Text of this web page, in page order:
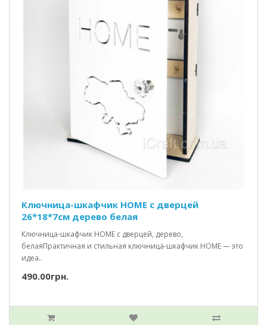
Ключница-шкафчик HOME c дверцей
26*18*7см дерево белая
Ключница-шкафчик HOME с дверцей, дерево,
белаяПрактичная и стильная ключница-шкафчик HOME — это
идеа..
490.00грн.